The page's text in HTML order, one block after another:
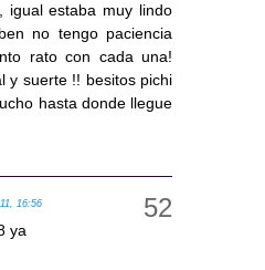
igual estaba muy lindo
no tengo paciencia
rato con cada una!
y suerte !! besitos pichi
hasta donde llegue
16:56
ya